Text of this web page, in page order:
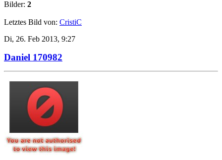
Bilder: 2
Letztes Bild von: CristiC
Di, 26. Feb 2013, 9:27
Daniel 170982